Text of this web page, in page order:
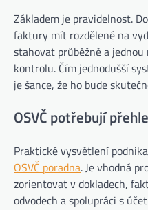
Základem je pravidelnost.
faktury mít rozdělené na
stahovat průběžně a
kontrolu. Čím jednodušší
je šance, že ho bude
OSVČ potřebují
Praktické vysvětlení
OSVČ poradna. Je vhodná
zorientovat v dokladech,
odvodech a spolupráci s